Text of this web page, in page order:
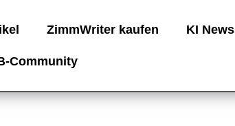
ZimmWriter kaufen KI News
Community